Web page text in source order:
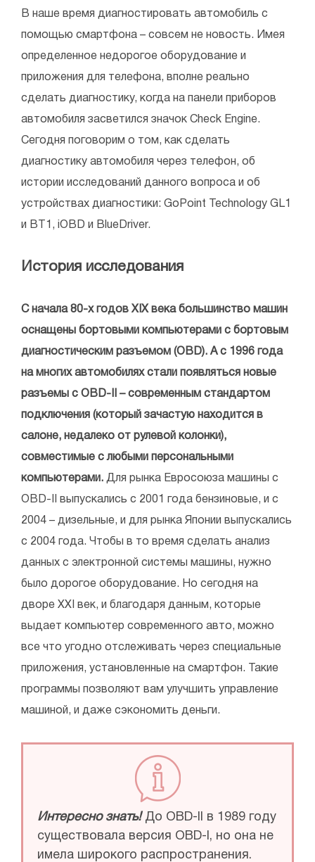
В наше время диагностировать автомобиль с
помощью смартфона – совсем не новость. Имея
определенное недорогое оборудование и
приложения для телефона, вполне реально
сделать диагностику, когда на панели приборов
автомобиля засветился значок Check Engine.
Сегодня поговорим о том, как сделать
диагностику автомобиля через телефон, об
истории исследований данного вопроса и об
устройствах диагностики: GoPoint Technology GL1
и BT1, iOBD и BlueDriver.
История исследования
С начала 80-х годов ХІХ века большинство машин
оснащены бортовыми компьютерами с бортовым
диагностическим разъемом (ОВD). А с 1996 года
на многих автомобилях стали появляться новые
разъемы с ОВD-II – современным стандартом
подключения (который зачастую находится в
салоне, недалеко от рулевой колонки),
совместимые с любыми персональными
компьютерами. Для рынка Евросоюза машины с
ОВD-II выпускались с 2001 года бензиновые, и с
2004 – дизельные, и для рынка Японии выпускались
с 2004 года. Чтобы в то время сделать анализ
данных с электронной системы машины, нужно
было дорогое оборудование. Но сегодня на
дворе ХХІ век, и благодаря данным, которые
выдает компьютер современного авто, можно
все что угодно отслеживать через специальные
приложения, установленные на смартфон. Такие
программы позволяют вам улучшить управление
машиной, и даже сэкономить деньги.
Интересно знать!До ОВD-II в 1989 году
существовала версия ОВD-I, но она не
имела широкого распространения.